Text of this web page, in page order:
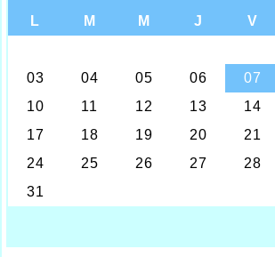
Une semaine après la belle
Halluinoises du week-end dernier,
l’AHVL avaient pour certains de
d’Amsterdam en Hollande, plus
semi-marathon alors que pour
simplement chez les voisins
45
éminent membre de l’UST